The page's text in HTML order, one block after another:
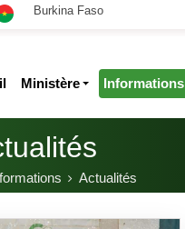
Burkina Faso
Ministère Informations
Actualités